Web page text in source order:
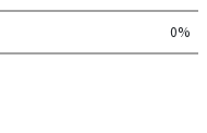
0%